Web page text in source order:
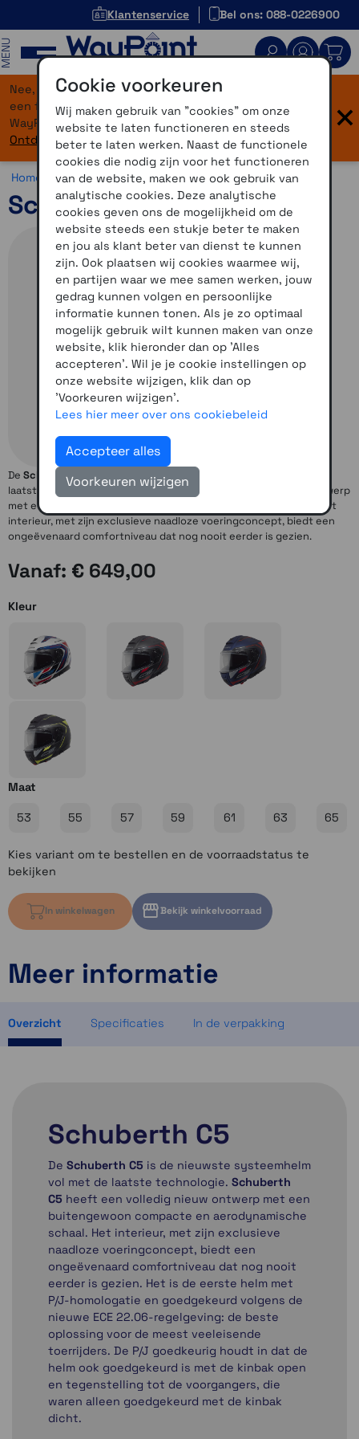
Klantenservice Bel ons: 088-0226900
Nee, je bent niet verdwaald! Onze website heeft
een flinke upgrade gekregen. Dezelfde vertrouwde
WayPoint-service, maar dan in een modern jasje.
Ontdek hier wat er allemaal nieuw is.
×
Home >Motor >Helmen >Schuberth C5
Schuberth C5 Omega
De Schuberth C5
is een helm van de laatste generatie vol met de
laatste technologie.Schuberth C5heeft een volledig nieuw ontwerp
met een buitengewoon compacte en aerodynamische schaal. Het
interieur, met zijn exclusieve naadloze voeringconcept, biedt een
ongeëvenaard comfortniveau dat nog nooit eerder is gezien.
Vanaf: € 649,00
Kleur
Maat
53 55 57 59 61 63 65
Kies variant om te bestellen en de voorraadstatus te
bekijken
In winkelwagen Bekijk winkelvoorraad
Kies variant om voorraad te bekijken
Kies variant om voorraad te bekijken
Meer informatie
Overzicht Specificaties In de verpakking
Schuberth C5
De Schuberth C5 is de nieuwste systeemhelm
vol met de laatste technologie. Schuberth
C5 heeft een volledig nieuw ontwerp met een
buitengewoon compacte en aerodynamische
schaal. Het interieur, met zijn exclusieve
naadloze voeringconcept, biedt een
ongeëvenaard comfortniveau dat nog nooit
eerder is gezien. Het is de eerste helm met
P/J-homologatie en goedgekeurd volgens de
nieuwe ECE 22.06-regelgeving: de beste
oplossing voor de meest veeleisende
toerrijders. De P/J goedkeurig houdt in dat de
helm ook goedgekeurd is met de kinbak open
en tegenstelling tot de voorgangers, die
waren alleen goedgekeurd met de kinbak
dicht.
Cookie voorkeuren
Wij maken gebruik van "cookies" om onze
website te laten functioneren en steeds
beter te laten werken. Naast de functionele
cookies die nodig zijn voor het functioneren
van de website, maken we ook gebruik van
analytische cookies. Deze analytische
cookies geven ons de mogelijkheid om de
website steeds een stukje beter te maken
en jou als klant beter van dienst te kunnen
zijn. Ook plaatsen wij cookies waarmee wij,
en partijen waar we mee samen werken, jouw
gedrag kunnen volgen en persoonlijke
informatie kunnen tonen. Als je zo optimaal
mogelijk gebruik wilt kunnen maken van onze
website, klik hieronder dan op 'Alles
accepteren'. Wil je je cookie instellingen op
onze website wijzigen, klik dan op
'Voorkeuren wijzigen'.
Lees hier meer over ons cookiebeleid
Accepteer alles
Voorkeuren wijzigen